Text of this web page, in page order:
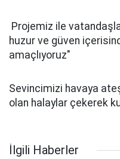
Projemiz ile
huzur ve güven
amaçlıyoruz"
Sevincimizi havaya
olan halaylar çekerek
İlgili Haberler